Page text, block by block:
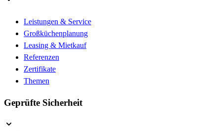
Leistungen & Service
Großküchenplanung
Leasing & Mietkauf
Referenzen
Zertifikate
Themen
Geprüfte Sicherheit